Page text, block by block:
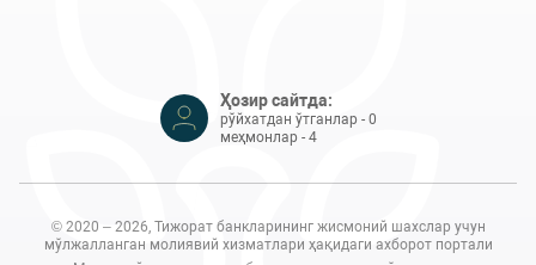
Ҳозир сайтда:
рўйхатдан ўтганлар - 0
меҳмонлар - 4
© 2020 – 2026, Тижорат банкларининг жисмоний шахслар учун
мўлжалланган молиявий хизматлари ҳақидаги ахборот портали